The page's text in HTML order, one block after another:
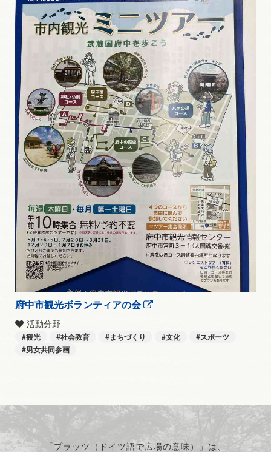
府中市観光ボランティアの会
活動分野
観光 社会教育 まちづくり 文化
スポーツ
男女共同参画
「プラッツ（ドイツ語で広場の意味）」は、